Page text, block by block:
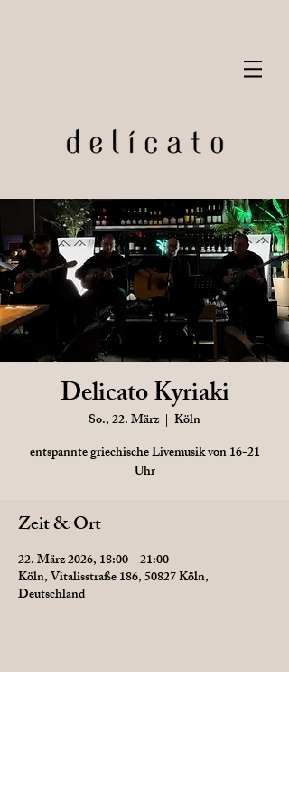
Delicato Kyriaki
So., 22. März
  |
Köln
entspannte griechische Livemusik von 16-21
Uhr
Zeit & Ort
22. März 2026, 18:00 – 21:00
Köln, Vitalisstraße 186, 50827 Köln,
Deutschland